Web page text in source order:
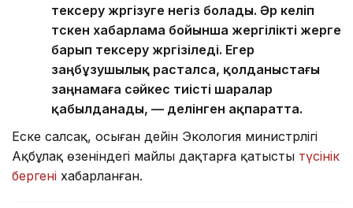
тексеру жүргізуге негіз болады. Әр келіп
түскен хабарлама бойынша жергілікті жерге
барып тексеру жүргізіледі. Егер
заңбұзушылық расталса, қолданыстағы
заңнамаға сәйкес тиісті шаралар
қабылданады, — делінген ақпаратта.
Еске салсақ, осыған дейін Экология министрлігі
Ақбұлақ өзеніндегі майлы дақтарға қатысты түсінік
бергені хабарланған.